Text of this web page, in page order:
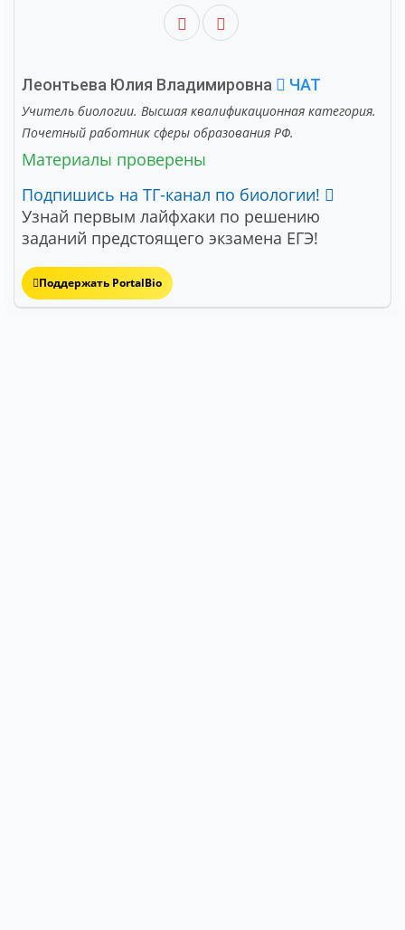
Леонтьева Юлия Владимировна ЧАТ
Учитель биологии. Высшая квалификационная категория.
Почетный работник сферы образования РФ.
Материалы проверены
Подпишись на ТГ-канал по биологии!
Узнай первым лайфхаки по решению
заданий предстоящего экзамена ЕГЭ!
Поддержать PortalBio